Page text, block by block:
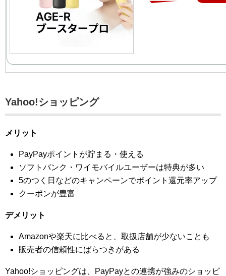
Yahoo!ショッピング
メリット
PayPayポイントが貯まる・使える
ソフトバンク・ワイモバイルユーザーは特典が多い
5のつく日などのキャンペーンでポイント還元率アップ
クーポンが豊富
デメリット
Amazonや楽天に比べると、取扱店舗が少ないことも
販売者の信頼性にばらつきがある
Yahoo!ショッピングは、PayPayとの連携が強みのショッピ